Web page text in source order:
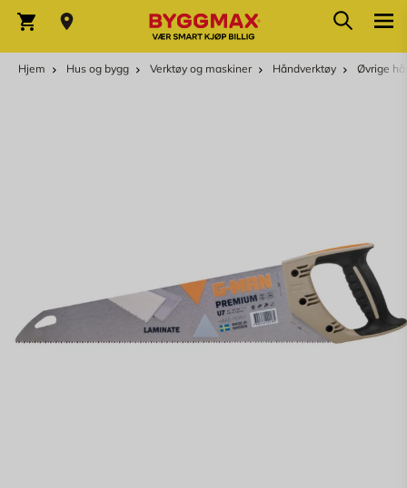
Varekurv Søk
Hjem Hus og bygg Verktøy og maskiner Håndverktøy Øvrige